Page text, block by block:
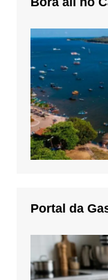
Portal da